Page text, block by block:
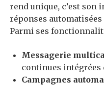
rend unique, c’est son
réponses
Parmi ses
Messagerie
continues intégrées
Campagnes